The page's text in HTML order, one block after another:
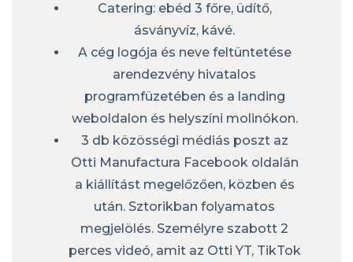
Catering: ebéd 3 főre, üdítő,
ásványvíz, kávé.
A cég logója és neve feltüntetése
arendezvény hivatalos
programfüzetében és a landing
weboldalon és helyszíni molinókon.
3 db közösségi médiás poszt az
Otti Manufactura Facebook oldalán
a kiállítást megelőzően, közben és
után. Sztorikban folyamatos
megjelölés. Személyre szabott 2
perces videó, amit az Otti YT, TikTok